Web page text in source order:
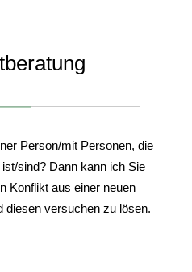
Person/mit Personen, die
sind? Dann kann ich Sie
Konflikt aus einer neuen
diesen versuchen zu lösen.